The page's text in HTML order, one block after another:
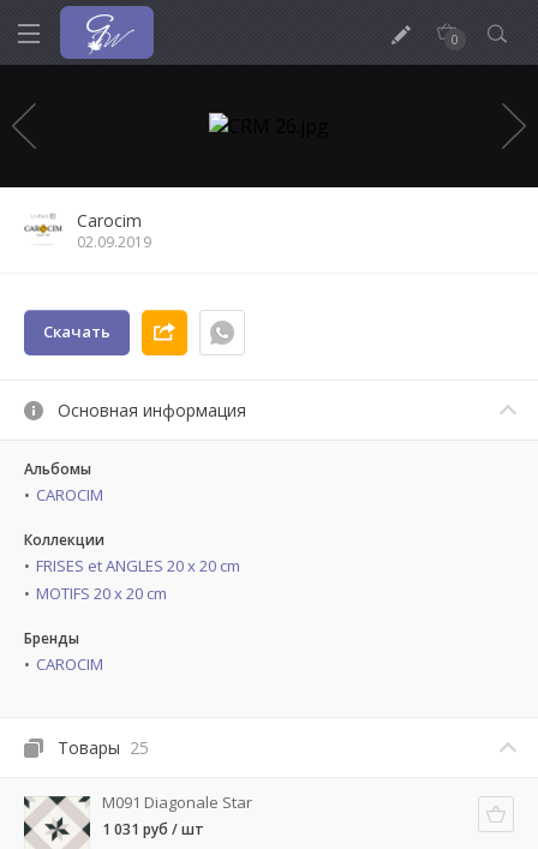
0
Carocim
02.09.2019
Скачать
Основная информация
Альбомы
CAROCIM
Коллекции
FRISES et ANGLES 20 x 20 cm
MOTIFS 20 x 20 cm
Бренды
CAROCIM
Товары 25
M091 Diagonale Star
1 031 руб / шт